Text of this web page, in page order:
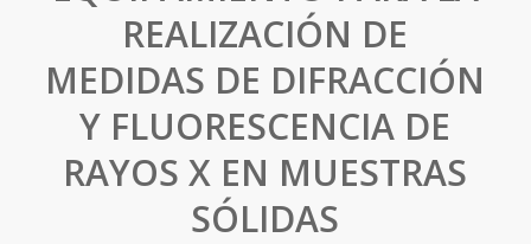
REALIZACIÓN DE
MEDIDAS DE DIFRACCIÓN
Y FLUORESCENCIA DE
RAYOS X EN MUESTRAS
SÓLIDAS